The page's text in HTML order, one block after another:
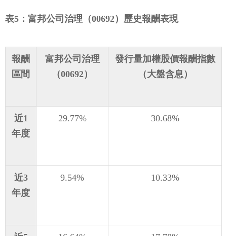
表5：富邦公司治理（00692）歷史報酬表現
報酬
區間
富邦公司治理
（00692）
發行量加權股價報酬指數
（大盤含息）
近1
年度
29.77% 30.68%
近3
年度
9.54% 10.33%